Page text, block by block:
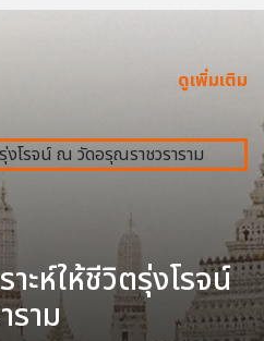
ดูเพิ่มเติม
าะห์ให้ชีวิตรุ่งโรจน์
าม